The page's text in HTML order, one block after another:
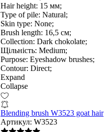
Hair height: 15 мм;
Type of pile: Natural;
Skin type: None;
Brush length: 16,5 см;
Collection: Dark chokolate;
Щільність: Medium;
Purpose: Eyeshadow brushes;
Contour: Direct;
Expand
Collapse
Blending brush W3523 goat hair
Артикул: W3523